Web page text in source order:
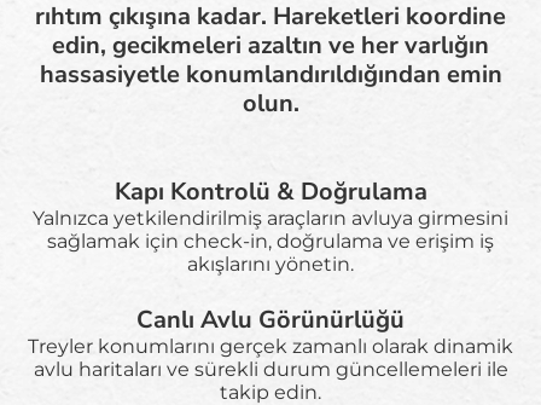
rıhtım çıkışına kadar. Hareketleri koordine
edin, gecikmeleri azaltın ve her varlığın
hassasiyetle konumlandırıldığından emin
olun.
Kapı Kontrolü & Doğrulama
Yalnızca yetkilendirilmiş araçların avluya girmesini
sağlamak için check-in, doğrulama ve erişim iş
akışlarını yönetin.
Canlı Avlu Görünürlüğü
Treyler konumlarını gerçek zamanlı olarak dinamik
avlu haritaları ve sürekli durum güncellemeleri ile
takip edin.